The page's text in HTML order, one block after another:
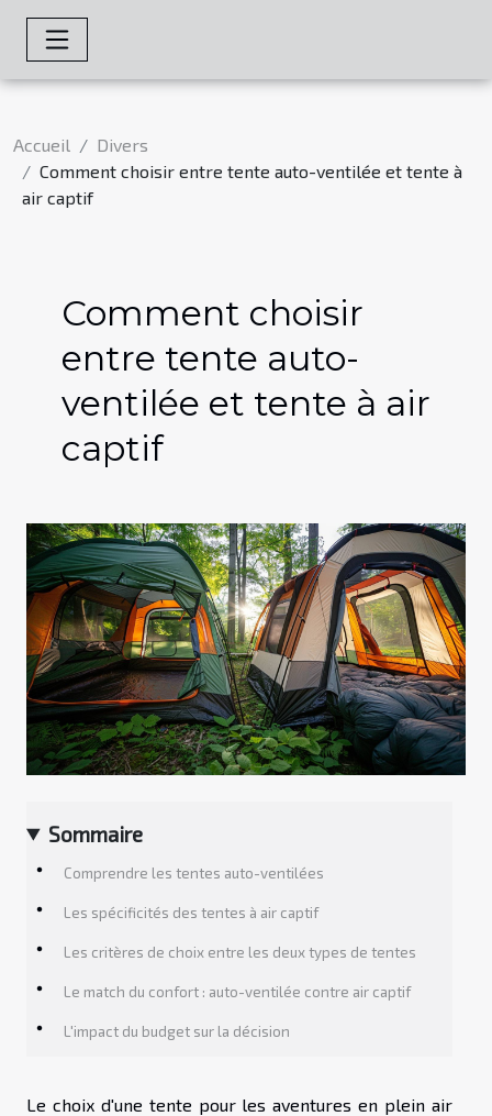
Accueil
Divers
Comment choisir entre tente auto-ventilée et tente à
air captif
Comment choisir
entre tente auto-
ventilée et tente à air
captif
Sommaire
Comprendre les tentes auto-ventilées
Les spécificités des tentes à air captif
Les critères de choix entre les deux types de tentes
Le match du confort : auto-ventilée contre air captif
L'impact du budget sur la décision
Le choix d'une tente pour les aventures en plein air